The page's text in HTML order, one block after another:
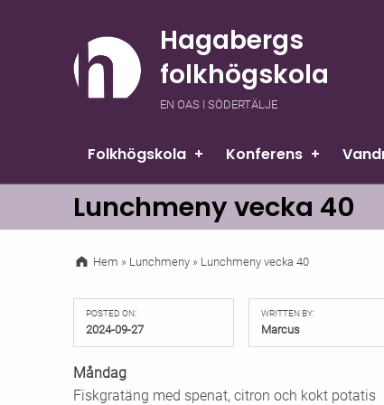
Hagabergs
folkhögskola
EN OAS I SÖDERTÄLJE
Folkhögskola Konferens
Lunchmeny vecka 40
Hem » Lunchmeny » Lunchmeny vecka 40
POSTED ON:
2024-09-27
WRITTEN BY:
Marcus
Måndag
Fiskgratäng med spenat, citron och kokt potatis